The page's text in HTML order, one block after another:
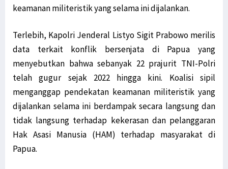
keamanan militeristik yang selama ini dijalankan.
Terlebih, Kapolri Jenderal Listyo Sigit Prabowo merilis
data terkait konflik bersenjata di Papua yang
menyebutkan bahwa sebanyak 22 prajurit TNI-Polri
telah gugur sejak 2022 hingga kini. Koalisi sipil
menganggap pendekatan keamanan militeristik yang
dijalankan selama ini berdampak secara langsung dan
tidak langsung terhadap kekerasan dan pelanggaran
Hak Asasi Manusia (HAM) terhadap masyarakat di
Papua.